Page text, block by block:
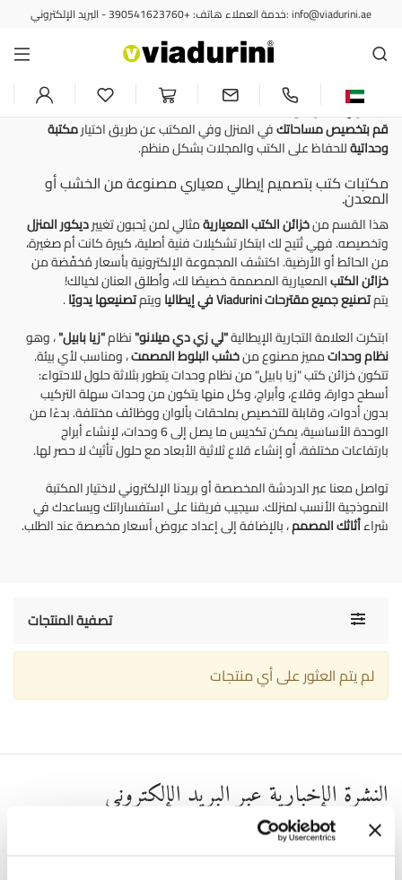
خدمة العملاء هاتف: +390541623760 - البريد الإلكتروني: info@viadurini.ae
مكتبات كتب مصممة
خزائن كتب معيارية بتصميم عصري
مكتبات كتب حائطية أو أرضية قابلة للتعديل مصنوعة منالخشب بواسطة
حرفيين إيطاليين مهرة
قم بتخصيص مساحاتكفي المنزل وفي المكتب عن طريق اختيارمكتبة
وحداتيةللحفاظ على الكتب والمجلات بشكل منظم.
مكتبات كتب بتصميم إيطالي معياري مصنوعة من الخشب أو
المعدن.
هذا القسم منخزائن الكتب المعياريةمثالي لمن يُحبون تغييرديكورالمنزل
وتخصيصه. فهي تُتيح لك ابتكار تشكيلات فنية أصلية، كبيرة كانت أم صغيرة،
من الحائط أو الأرضية. اكتشف المجموعة الإلكترونية بأسعار مُخفّضة من
خزائن الكتبالمعيارية المصممة خصيصًا لك، وأطلق العنان لخيالك!
يتمتصنيع جميع مقترحات Viadurini في إيطاليا ويتمتصنيعها يدويًا.
ابتكرت العلامة التجارية الإيطالية"لي زي دي ميلانو"نظام"زيابابيل"، وهو
نظام وحداتمميز مصنوع منخشب البلوط المصمت، ومناسب لأي بيئة.
تتكون خزائن كتب "زيا بابيل" من نظام وحدات يتطور بثلاثة حلول للاحتواء:
أسطح دوارة، وقلاع، وأبراج، وكل منها يتكون من وحدات سهلة التركيب
بدون أدوات، وقابلة للتخصيص بملحقات بألوان ووظائف مختلفة. بدءًا من
الوحدة الأساسية، يمكن تكديس ما يصل إلى 6 وحدات، لإنشاء أبراج
بارتفاعات مختلفة، أو إنشاء قلاع ثلاثية الأبعاد مع حلول تأثيث لا حصر لها.
تواصل معنا عبر الدردشة المخصصة أو بريدنا الإلكتروني لاختيار المكتبة
النموذجية الأنسب لمنزلك. سيجيب فريقنا على استفساراتك ويساعدك في
شراءأثاثك المصمم، بالإضافة إلى إعداد عروض أسعار مخصصة عند الطلب.
Toggle تصفية المنتجات
لم يتم العثور على أي منتجات
النشرة الإخبارية عبر البريد الإلكتروني
اشترك في النشرة الإخبارية لدينا